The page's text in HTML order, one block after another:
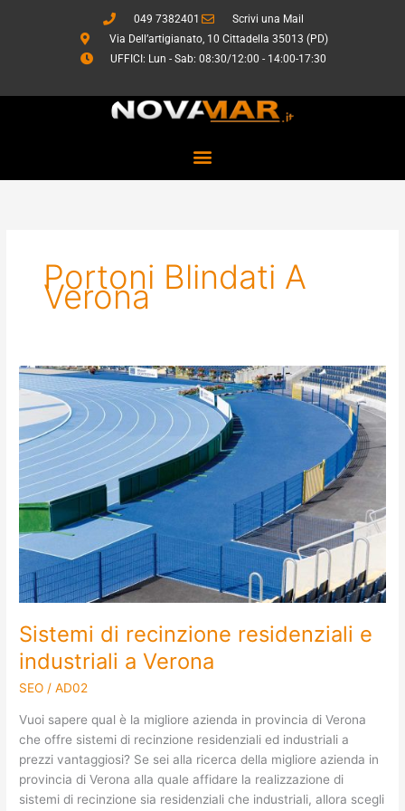
049 7382401
Scrivi una Mail
Via Dell’artigianato, 10 Cittadella 35013 (PD)
UFFICI: Lun - Sab: 08:30/12:00 - 14:00-17:30
Portoni Blindati A
Verona
Sistemi di recinzione residenziali e
industriali a Verona
SEO /AD02
Vuoi sapere qual è la migliore azienda in provincia di Verona
che offre sistemi di recinzione residenziali ed industriali a
prezzi vantaggiosi? Se sei alla ricerca della migliore azienda in
provincia di Verona alla quale affidare la realizzazione di
sistemi di recinzione sia residenziali che industriali, allora scegli
Sistemi
di
recinzione
residenziali
e
industriali
a
Verona